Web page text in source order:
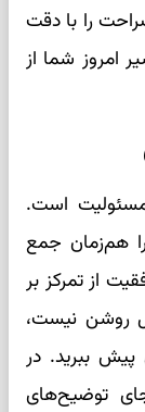
را با دقت
امروز شما از
است.
هم‌زمان جمع
از تمرکز بر
روشن نیست،
پیش ببرید. در
توضیح‌های